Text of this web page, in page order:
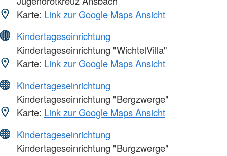
Karte: Link zur Google Maps Ansicht
Kindertageseinrichtung
Kindertageseinrichtung "WichtelVilla"
Karte: Link zur Google Maps Ansicht
Kindertageseinrichtung
Kindertageseinrichtung "Bergzwerge"
Karte: Link zur Google Maps Ansicht
Kindertageseinrichtung
Kindertageseinrichtung "Burgzwerge"